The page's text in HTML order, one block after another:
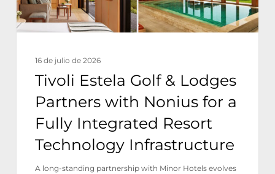
Nonius
for
Integrated
Resort
Technology
Infrastructure
16 de julio de 2026
Tivoli Estela Golf & Lodges
Partners with Nonius for a
Fully Integrated Resort
Technology Infrastructure
A long-standing partnership with Minor Hotels evolves